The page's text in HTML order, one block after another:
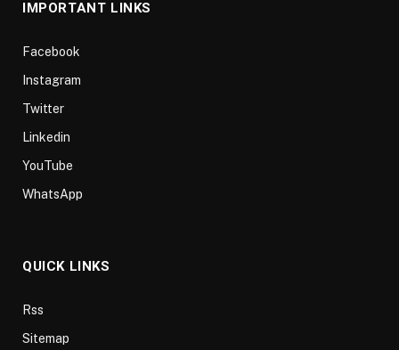
IMPORTANT LINKS
Facebook
Instagram
Twitter
Linkedin
YouTube
WhatsApp
QUICK LINKS
Rss
Sitemap